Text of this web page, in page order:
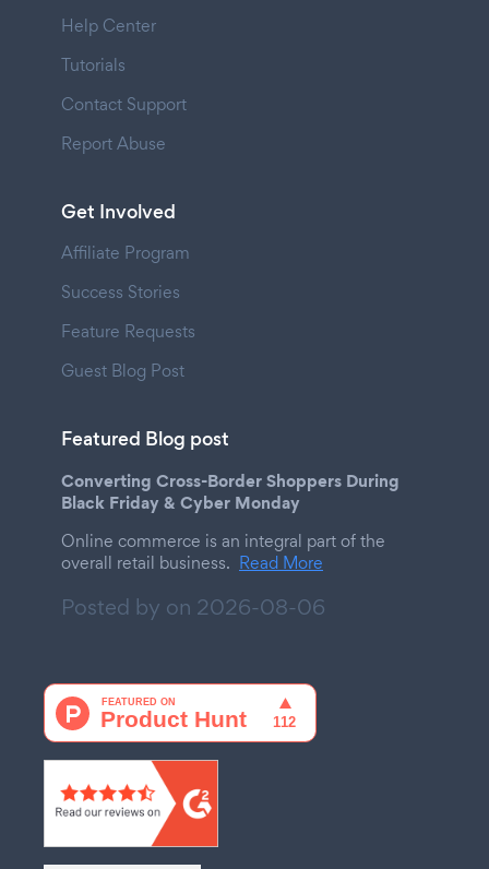
Help Center
Tutorials
Contact Support
Report Abuse
Get Involved
Affiliate Program
Success Stories
Feature Requests
Guest Blog Post
Featured Blog post
Converting Cross-Border Shoppers During
Black Friday & Cyber Monday
Online commerce is an integral part of the
overall retail business. Read More
Posted by on 2026-08-06